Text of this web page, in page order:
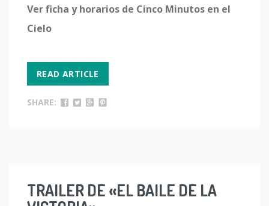
Ver ficha y horarios de Cinco Minutos en el
Cielo
READ ARTICLE
SHARE:
TRAILER DE «EL BAILE DE LA